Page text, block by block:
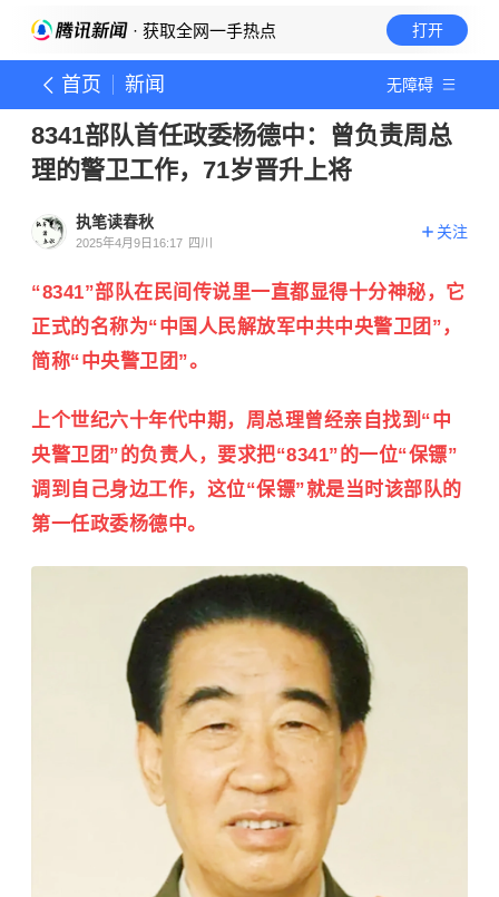
· 获取全网一手热点 打开
首页 新闻 无障碍
8341部队首任政委杨德中：曾负责周总
理的警卫工作，71岁晋升上将
执笔读春秋
2025年4月9日16:17 四川
关注
“8341”部队在民间传说里一直都显得十分神秘，它
正式的名称为“中国人民解放军中共中央警卫团”，
简称“中央警卫团”。
上个世纪六十年代中期，周总理曾经亲自找到“中
央警卫团”的负责人，要求把“8341”的一位“保镖”
调到自己身边工作，这位“保镖”就是当时该部队的
第一任政委杨德中。